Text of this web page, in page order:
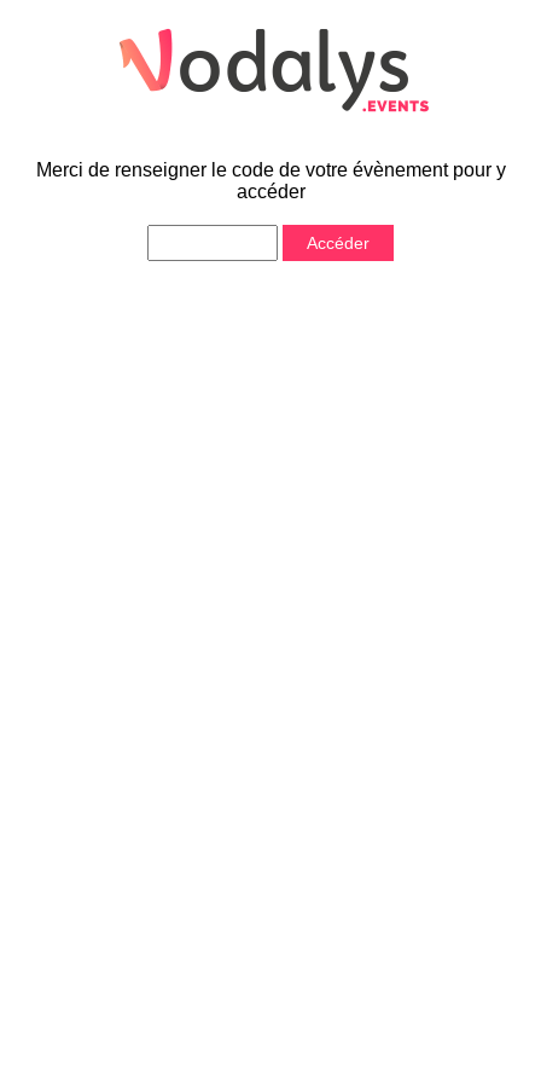
Merci de renseigner le code de votre évènement pour y
accéder